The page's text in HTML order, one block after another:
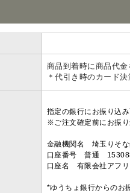
商品到着時に商品代
＊代引き時のカード
指定の銀行にお振り込
※ご注文確定前にお振
金融機関名 埼玉りそ
口座番号 普通
口座名 有限会社アフ
*ゆうちょ銀行からのお